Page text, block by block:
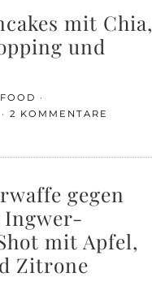
mit Chia,
und
FOOD
2 KOMMENTARE
gegen
mit Apfel,
Zitrone